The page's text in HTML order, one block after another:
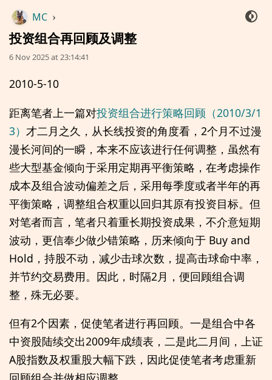
MC ›
投资组合再回顾及调整
6 Nov 2025 at 23:14:41
2010-5-10
距离笔者上一篇对投资组合进行策略回顾（2010/3/1
3） 才二月之久，从长线投资的角度看，2个月不过漫
漫长河间的一瞬，本来不应该进行任何调整，虽然有
些大型基金倾向于采用定期再平衡策略，在考虑操作
成本及组合波动偏差之后，采用每季度或者半年的再
平衡策略，调整组合权重以回归其原有投资目标。但
对笔者而言，笔者只着重长期投资成果，不介意短期
波动，更信奉少做少错策略，历来倾向于 Buy and
Hold，持股不动，减少击球次数，提高击球命中率，
并节约交易费用。因此，时隔2月，便回顾组合调
整，殊无必要。
但有2个因素，促使笔者进行再回顾。一是组合中各
中资股陆续交出2009年成绩表，二是此二月间，上证
A股指数及权重股大幅下跌，因此促使笔者考虑重新